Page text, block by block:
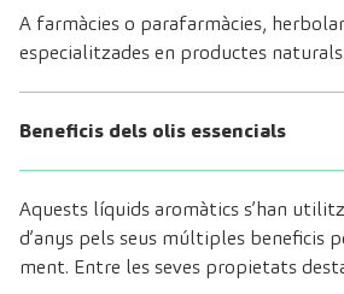
A farmàcies o parafarmàcies,
especialitzades en productes naturals.
Beneficis dels olis essencials
Aquests líquids aromàtics s’han
d’anys pels seus múltiples beneficis
ment. Entre les seves propietats